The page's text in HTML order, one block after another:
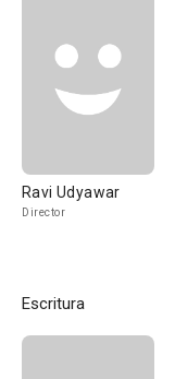
Ravi Udyawar
Director
Escritura